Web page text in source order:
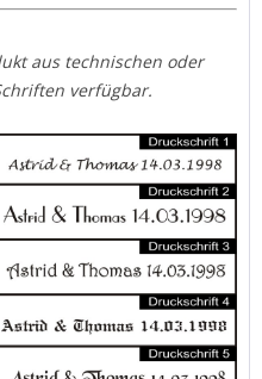
aus technischen oder
verfügbar.